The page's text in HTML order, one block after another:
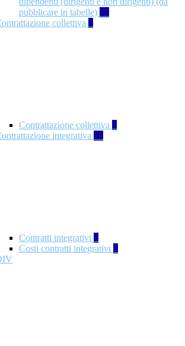
pubblicare in tabelle) 18
collettiva 2
Contrattazione collettiva 2
integrativa 10
Contratti integrativi 3
Costi contratti integrativi 1